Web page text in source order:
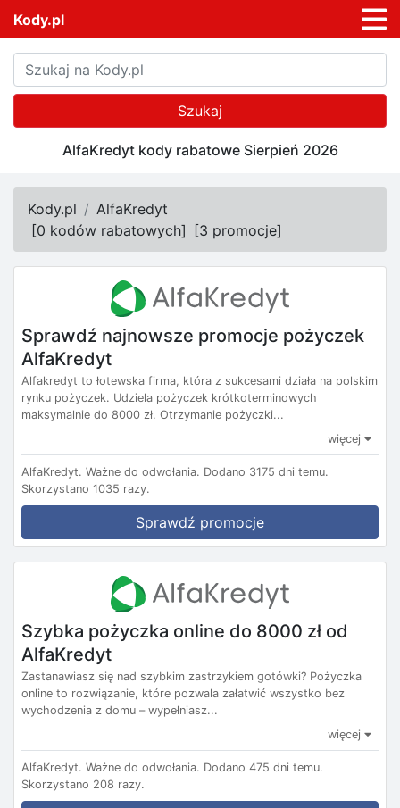
Kody.pl
Szukaj
AlfaKredyt kody rabatowe Sierpień 2026
Kody.pl
AlfaKredyt
[0 kodów rabatowych] [3 promocje]
Sprawdź najnowsze promocje pożyczek
AlfaKredyt
Alfakredyt to łotewska firma, która z sukcesami działa na polskim
rynku pożyczek. Udziela pożyczek krótkoterminowych
maksymalnie do 8000 zł. Otrzymanie pożyczki...
więcej
AlfaKredyt. Ważne do odwołania. Dodano 3175 dni temu.
Skorzystano 1035 razy.
Sprawdź promocje
Szybka pożyczka online do 8000 zł od
AlfaKredyt
Zastanawiasz się nad szybkim zastrzykiem gotówki? Pożyczka
online to rozwiązanie, które pozwala załatwić wszystko bez
wychodzenia z domu – wypełniasz...
więcej
AlfaKredyt. Ważne do odwołania. Dodano 475 dni temu.
Skorzystano 208 razy.